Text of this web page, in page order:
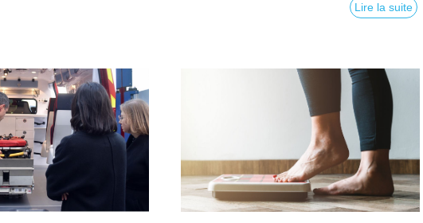
Lire la suite